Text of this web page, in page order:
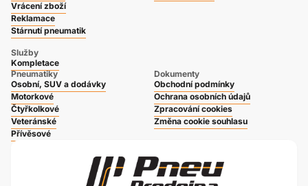
Vrácení zboží
Reklamace
Stárnutí pneumatik
Služby
Kompletace
Pneumatiky
Osobní, SUV a dodávky
Motorkové
Čtyřkolkové
Veteránské
Přívěsové
Dokumenty
Obchodní podmínky
Ochrana osobních údajů
Zpracování cookies
Změna cookie souhlasu